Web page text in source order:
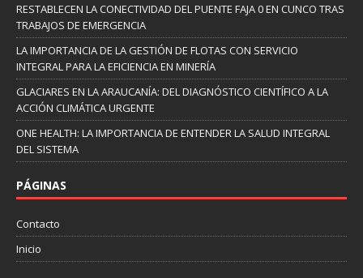
RESTABLECEN LA CONECTIVIDAD DEL PUENTE FAJA 0 EN CUNCO TRAS
TRABAJOS DE EMERGENCIA
LA IMPORTANCIA DE LA GESTIÓN DE FLOTAS CON SERVICIO
INTEGRAL PARA LA EFICIENCIA EN MINERÍA
GLACIARES EN LA ARAUCANÍA: DEL DIAGNÓSTICO CIENTÍFICO A LA
ACCIÓN CLIMÁTICA URGENTE
ONE HEALTH: LA IMPORTANCIA DE ENTENDER LA SALUD INTEGRAL
DEL SISTEMA
PÁGINAS
Contacto
Inicio